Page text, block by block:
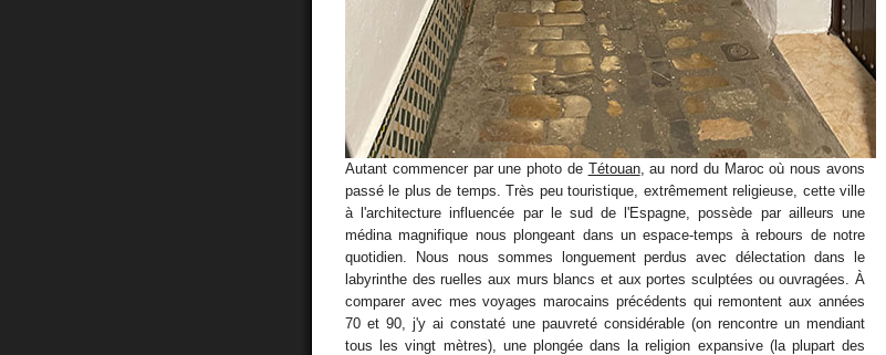
Autant commencer par une photo de Tétouan, au nord du Maroc où nous avons
passé le plus de temps. Très peu touristique, extrêmement religieuse, cette ville
à l'architecture influencée par le sud de l'Espagne, possède par ailleurs une
médina magnifique nous plongeant dans un espace-temps à rebours de notre
quotidien. Nous nous sommes longuement perdus avec délectation dans le
labyrinthe des ruelles aux murs blancs et aux portes sculptées ou ouvragées. À
comparer avec mes voyages marocains précédents qui remontent aux années
70 et 90, j'y ai constaté une pauvreté considérable (on rencontre un mendiant
tous les vingt mètres), une plongée dans la religion expansive (la plupart des